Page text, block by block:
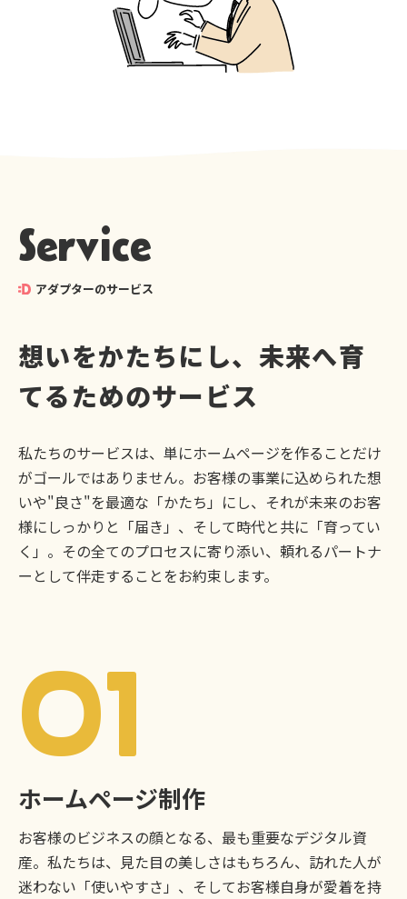
Service
アダプターのサービス
想いをかたちにし、未来へ育
てるためのサービス
私たちのサービスは、単にホームページを作ることだけ
がゴールではありません。お客様の事業に込められた想
いや"良さ"を最適な「かたち」にし、それが未来のお客
様にしっかりと「届き」、そして時代と共に「育ってい
く」。その全てのプロセスに寄り添い、頼れるパートナ
ーとして伴走することをお約束します。
01
ホームページ制作
お客様のビジネスの顔となる、最も重要なデジタル資
産。私たちは、見た目の美しさはもちろん、訪れた人が
迷わない「使いやすさ」、そしてお客様自身が愛着を持